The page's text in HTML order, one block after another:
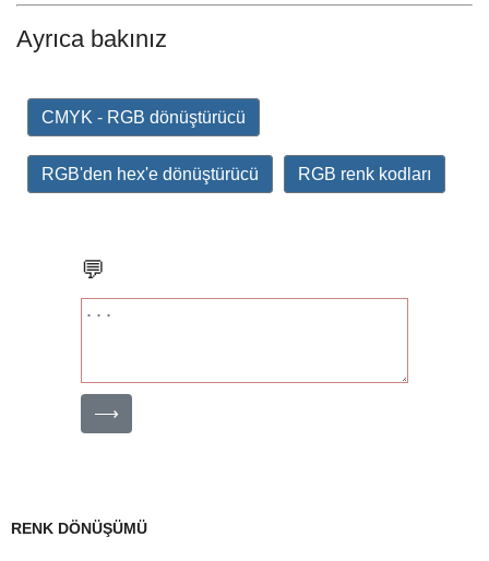
Ayrıca bakınız
CMYK - RGB dönüştürücü
RGB'den hex'e dönüştürücü RGB renk kodları
💬
⟶
RENK DÖNÜŞÜMÜ